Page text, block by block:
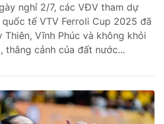
rõ nguồn VTV.vn khi phát hành lại
nghỉ 2/7, các VĐV tham dự
tế VTV Ferroli Cup 2025 đã
Thiên, Vĩnh Phúc và không khỏi
thắng cảnh của đất nước...